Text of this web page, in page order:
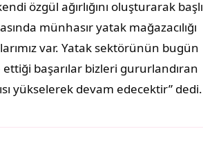
özgül ağırlığını oluşturarak başlı
münhasır yatak mağazacılığı
var. Yatak sektörünün bugün
başarılar bizleri gururlandıran
yükselerek devam edecektir” dedi.